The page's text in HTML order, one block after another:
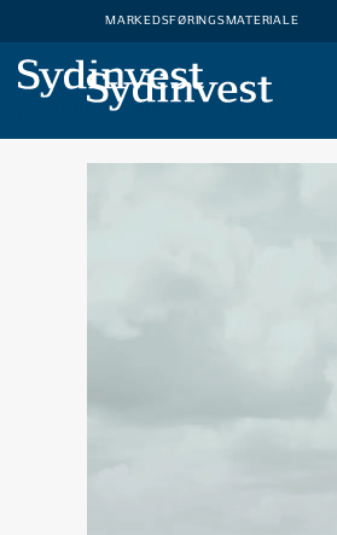
MARKEDSFØRINGSMATERIALE
MARKEDSFØRINGSMATERIALE